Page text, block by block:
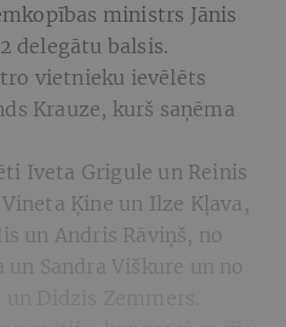
ministrs Jānis
delegātu balsis.
vietnieku ievēlēts
Krauze, kurš saņēma
Iveta Grigule un Reinis
Ķine un Ilze Kļava,
un Andris Rāviņš, no
Sandra Viškure un no